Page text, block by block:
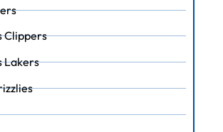
Clippers
Lakers